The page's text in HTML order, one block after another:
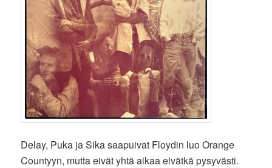
Delay, Puka ja Sika saapuivat Floydin luo Orange
Countyyn, mutta eivät yhtä aikaa eivätkä pysyvästi.